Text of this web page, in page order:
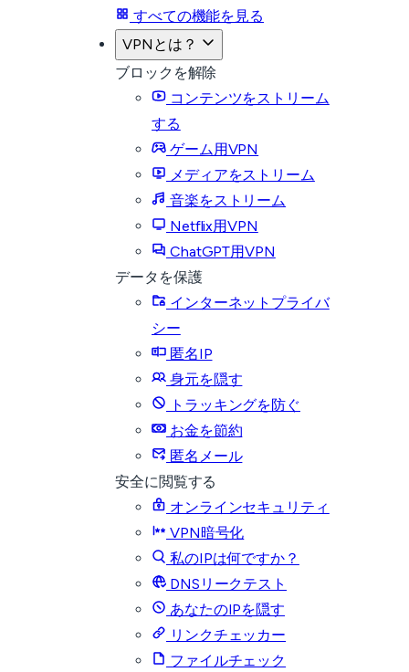
すべての機能を見る
VPNとは？
ブロックを解除
コンテンツをストリーム
する
ゲーム用VPN
メディアをストリーム
音楽をストリーム
Netflix用VPN
ChatGPT用VPN
データを保護
インターネットプライバ
シー
匿名IP
身元を隠す
トラッキングを防ぐ
お金を節約
匿名メール
安全に閲覧する
オンラインセキュリティ
VPN暗号化
私のIPは何ですか？
DNSリークテスト
あなたのIPを隠す
リンクチェッカー
ファイルチェック